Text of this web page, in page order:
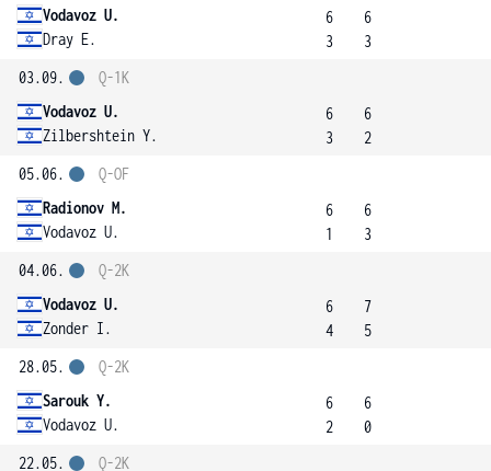
Vodavoz U.
Dray E.
6
3
6
3
03.09.
Vodavoz U.
Zilbershtein Y.
Q-1K
6
3
6
2
05.06.
Radionov M.
Vodavoz U.
Q-OF
6
1
6
3
04.06.
Vodavoz U.
Zonder I.
Q-2K
6
4
7
5
28.05.
Sarouk Y.
Vodavoz U.
Q-2K
6
2
6
0
22.05.
Q-2K